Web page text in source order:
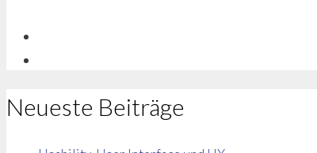
Neueste Beiträge